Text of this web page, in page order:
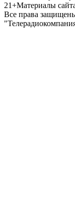
21+Материалы
Все права